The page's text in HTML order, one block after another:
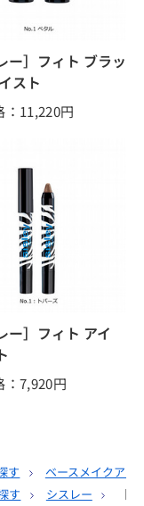
ー］フィト ブラッ
スト
：11,220円
ー］フィト アイ
：7,920円
す
ベースメイクアッ
す シスレー ［